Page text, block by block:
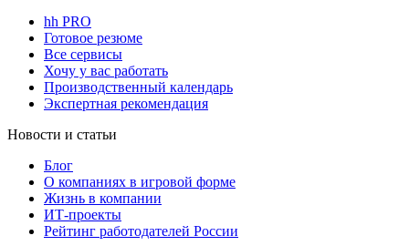
hh PRO
Готовое резюме
Все сервисы
Хочу у вас работать
Производственный календарь
Экспертная рекомендация
Новости и статьи
Блог
О компаниях в игровой форме
Жизнь в компании
ИТ-проекты
Рейтинг работодателей России